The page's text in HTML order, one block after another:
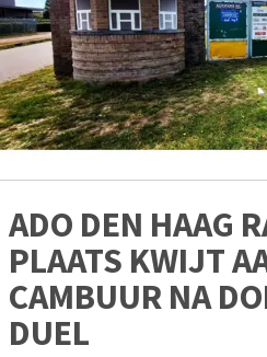
ADO DEN HAAG
PLAATS KWIJT
CAMBUUR NA
DUEL